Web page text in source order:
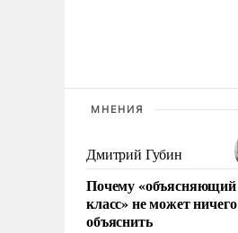
МНЕНИЯ
Дмитрий Губин
Почему «объясняющий
класс» не может ничего
объяснить